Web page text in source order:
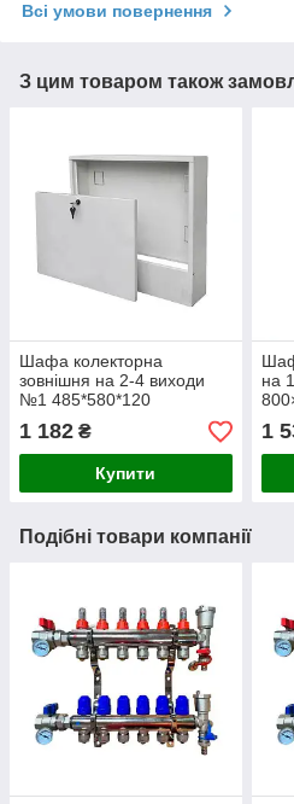
Всі умови повернення
З цим товаром також
Шафа колекторна
зовнішня на 2-4 виходи
№1 485*580*120
1 182 ₴
Купити
на
1
Подібні товари компанії